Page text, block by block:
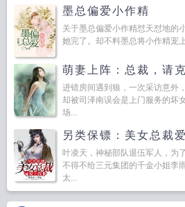
墨总偏爱小作精
关于墨总偏爱小作精怼天怼地的
她完了。却不料墨总将小作精宠
萌妻上阵：总裁，请
进错房间遇到狼，一次采访意外
却被司泽南误会是上门服务的坏
场...
另类保镖：美女总裁
叶凌天，神秘部队退伍军人，为
不得不给三元集团的千金小姐李
太...